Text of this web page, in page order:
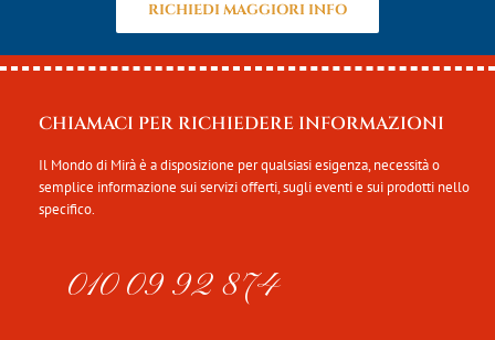
RICHIEDI MAGGIORI INFO
CHIAMACI PER RICHIEDERE INFORMAZIONI
Il Mondo di Mirà è a disposizione per qualsiasi esigenza, necessità o
semplice informazione sui servizi offerti, sugli eventi e sui prodotti nello
specifico.
010 09 92 874